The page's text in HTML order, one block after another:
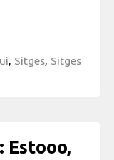
, Sitges, Sitges
Estooo,